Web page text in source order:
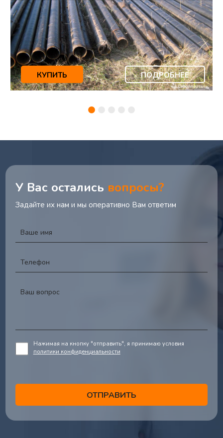
КУПИТЬ ПОДРОБНЕЕ
У Вас остались вопросы?
Задайте их нам и мы оперативно Вам ответим
Нажимая на кнопку "отправить", я принимаю условия
политики конфиденциальности